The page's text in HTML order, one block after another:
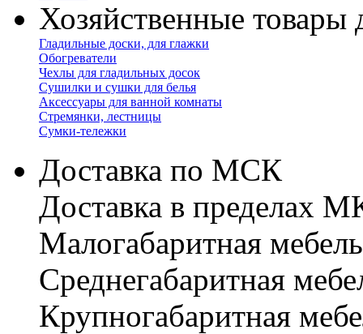
Хозяйственные товары
Гладильные доски, для глажки
Обогреватели
Чехлы для гладильных досок
Сушилки и сушки для белья
Аксессуары для ванной комнаты
Стремянки, лестницы
Сумки-тележки
Доставка по МСК
Доставка в пределах
Малогабаритная
Cреднегабаритная
Крупногабаритная